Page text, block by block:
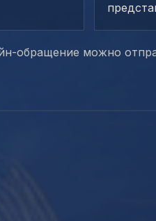
обращение можно